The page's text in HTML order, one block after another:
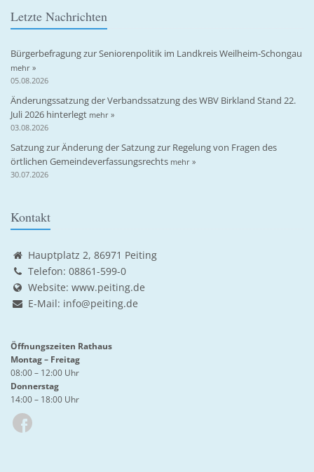
Letzte Nachrichten
Bürgerbefragung zur Seniorenpolitik im Landkreis Weilheim-Schongau
mehr »
05.08.2026
Änderungssatzung der Verbandssatzung des WBV Birkland Stand 22.
Juli 2026 hinterlegt mehr »
03.08.2026
Satzung zur Änderung der Satzung zur Regelung von Fragen des
örtlichen Gemeindeverfassungsrechts mehr »
30.07.2026
Kontakt
Hauptplatz 2, 86971 Peiting
Telefon: 08861-599-0
Website: www.peiting.de
E-Mail: info@peiting.de
Öffnungszeiten Rathaus
Montag – Freitag
08:00 – 12:00 Uhr
Donnerstag
14:00 – 18:00 Uhr